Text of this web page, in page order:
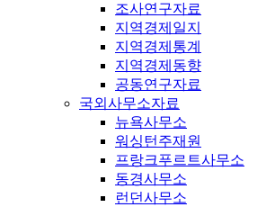
조사연구자료
지역경제일지
지역경제통계
지역경제동향
공동연구자료
국외사무소자료
뉴욕사무소
워싱턴주재원
프랑크푸르트사무소
동경사무소
런던사무소